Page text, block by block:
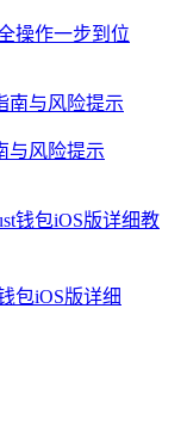
操作一步到位
与风险提示
包iOS版详细